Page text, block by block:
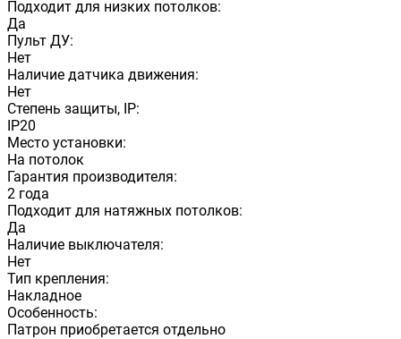
Подходит для низких потолков:
Да
Пульт ДУ:
Нет
Наличие датчика движения:
Нет
Степень защиты, IP:
IP20
Место установки:
На потолок
Гарантия производителя:
2 года
Подходит для натяжных потолков:
Да
Наличие выключателя:
Нет
Тип крепления:
Накладное
Особенность:
Патрон приобретается отдельно